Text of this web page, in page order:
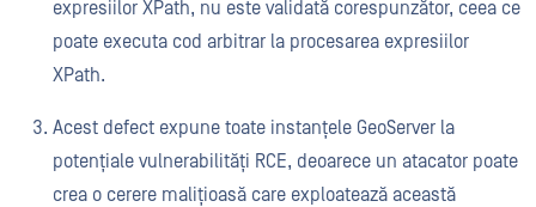
expresiilor XPath, nu este validată corespunzător, ceea ce
poate executa cod arbitrar la procesarea expresiilor
XPath.
Acest defect expune toate instanțele GeoServer la
potențiale vulnerabilități RCE, deoarece un atacator poate
crea o cerere malițioasă care exploatează această